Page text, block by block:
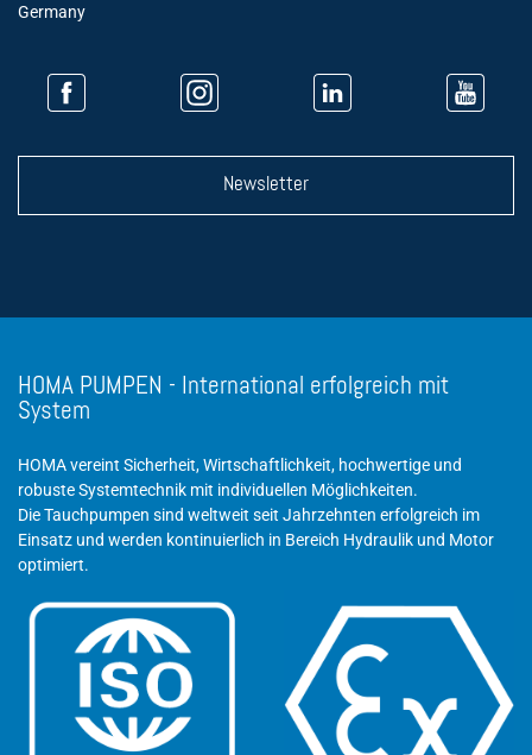
Germany
Newsletter
HOMA PUMPEN - International erfolgreich mit
System
HOMA vereint Sicherheit, Wirtschaftlichkeit, hochwertige und
robuste Systemtechnik mit individuellen Möglichkeiten.
Die Tauchpumpen sind weltweit seit Jahrzehnten erfolgreich im
Einsatz und werden kontinuierlich in Bereich Hydraulik und Motor
optimiert.